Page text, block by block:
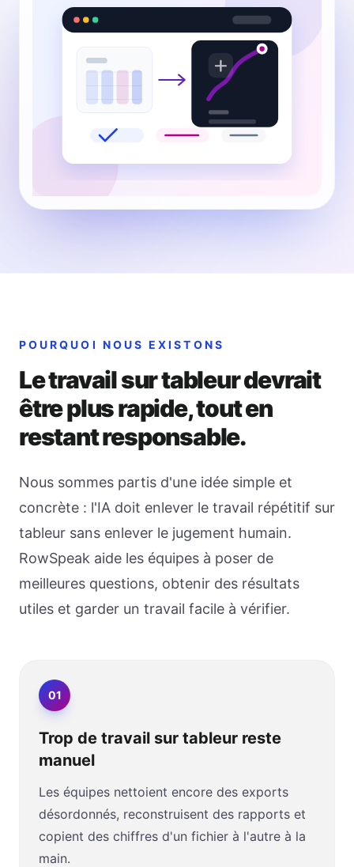
POURQUOI NOUS EXISTONS
Le travail sur tableur devrait
être plus rapide, tout en
restant responsable.
Nous sommes partis d'une idée simple et
concrète : l'IA doit enlever le travail répétitif sur
tableur sans enlever le jugement humain.
RowSpeak aide les équipes à poser de
meilleures questions, obtenir des résultats
utiles et garder un travail facile à vérifier.
01
Trop de travail sur tableur reste
manuel
Les équipes nettoient encore des exports
désordonnés, reconstruisent des rapports et
copient des chiffres d'un fichier à l'autre à la
main.